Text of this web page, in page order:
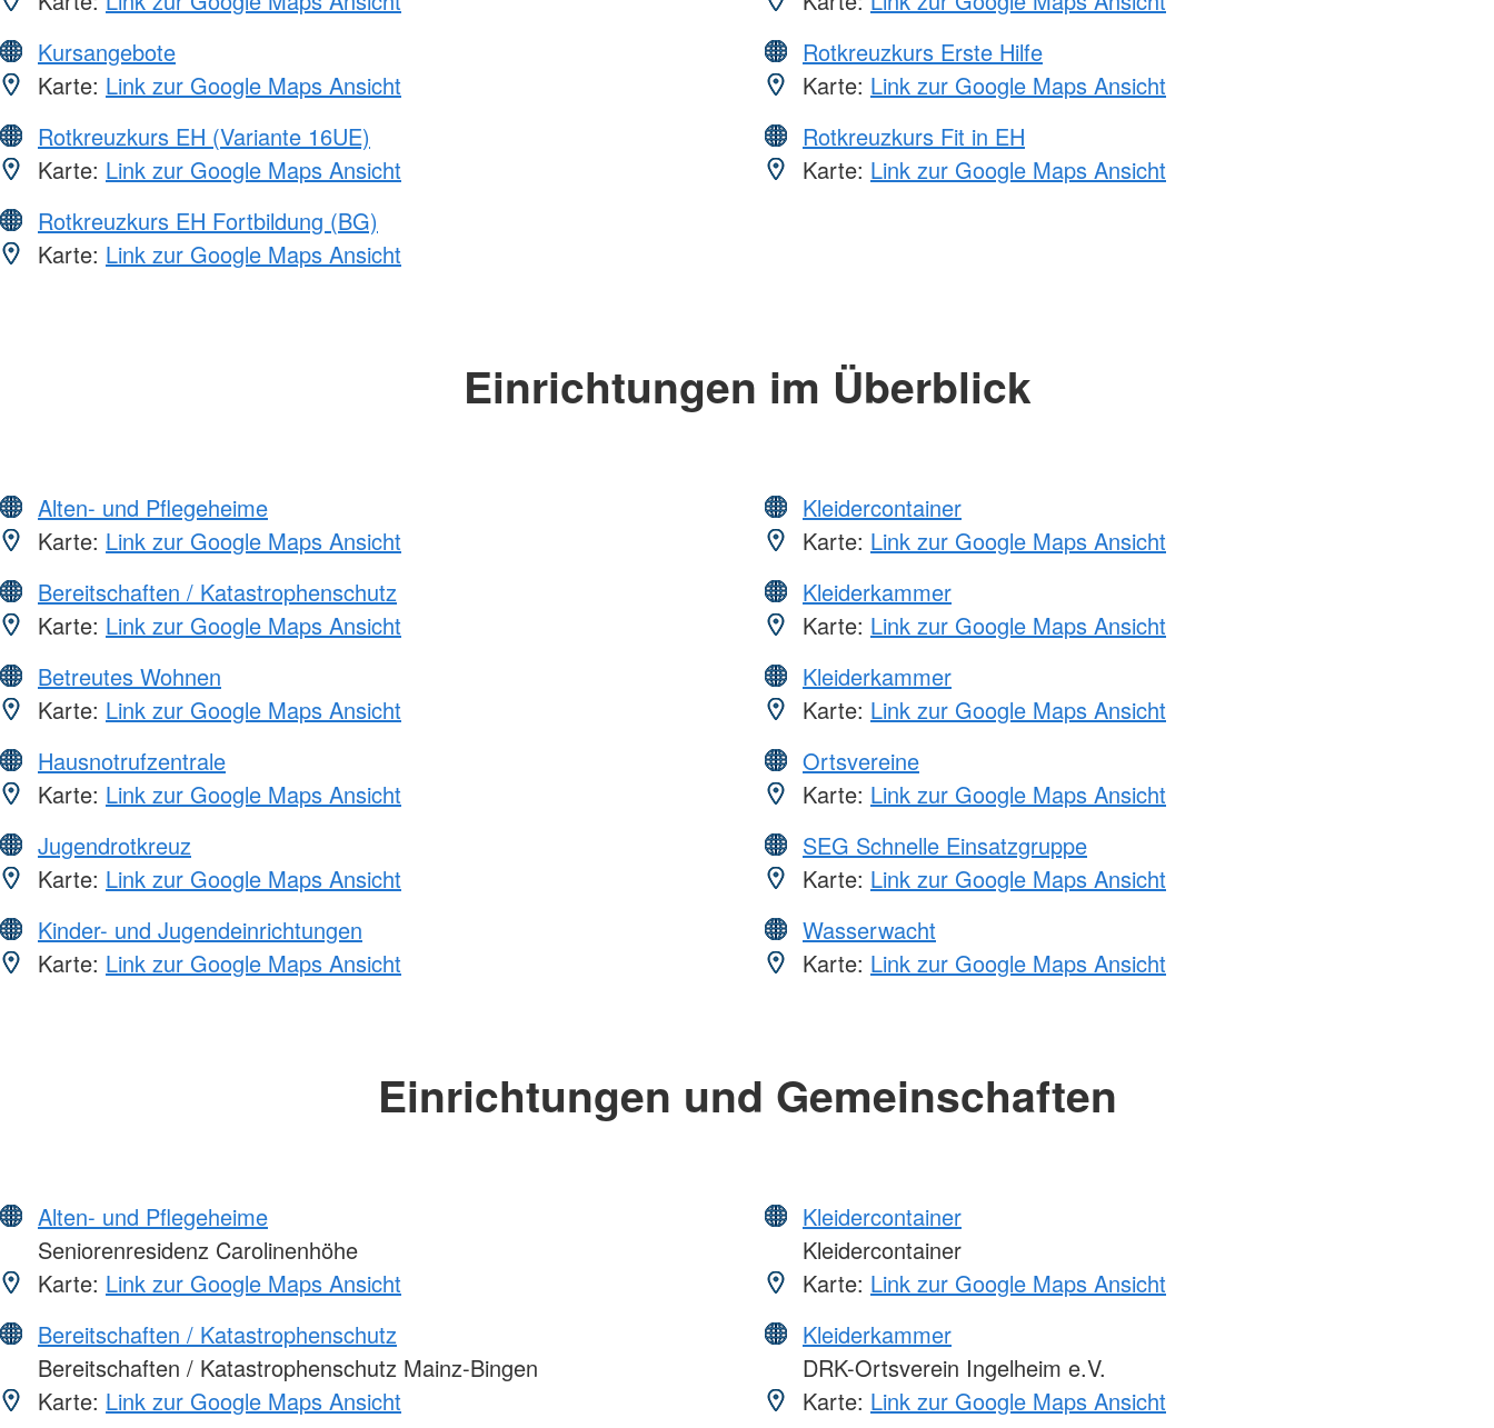
Kursangebote
Karte: Link zur Google Maps Ansicht
Rotkreuzkurs EH (Variante 16UE)
Karte: Link zur Google Maps Ansicht
Rotkreuzkurs EH Fortbildung (BG)
Karte: Link zur Google Maps Ansicht
Rotkreuzkurs Erste Hilfe
Karte: Link zur Google Maps Ansicht
Rotkreuzkurs Fit in EH
Karte: Link zur Google Maps Ansicht
Einrichtungen im Überblick
Alten- und Pflegeheime
Karte: Link zur Google Maps Ansicht
Bereitschaften / Katastrophenschutz
Karte: Link zur Google Maps Ansicht
Betreutes Wohnen
Karte: Link zur Google Maps Ansicht
Hausnotrufzentrale
Karte: Link zur Google Maps Ansicht
Jugendrotkreuz
Karte: Link zur Google Maps Ansicht
Kinder- und Jugendeinrichtungen
Karte: Link zur Google Maps Ansicht
Kleidercontainer
Karte: Link zur Google Maps Ansicht
Kleiderkammer
Karte: Link zur Google Maps Ansicht
Kleiderkammer
Karte: Link zur Google Maps Ansicht
Ortsvereine
Karte: Link zur Google Maps Ansicht
SEG Schnelle Einsatzgruppe
Karte: Link zur Google Maps Ansicht
Wasserwacht
Karte: Link zur Google Maps Ansicht
Einrichtungen und Gemeinschaften
Alten- und Pflegeheime
Seniorenresidenz Carolinenhöhe
Karte: Link zur Google Maps Ansicht
Bereitschaften / Katastrophenschutz
Bereitschaften / Katastrophenschutz Mainz-Bingen
Karte: Link zur Google Maps Ansicht
Kleidercontainer
Kleidercontainer
Karte: Link zur Google Maps Ansicht
Kleiderkammer
DRK-Ortsverein Ingelheim e.V.
Karte: Link zur Google Maps Ansicht